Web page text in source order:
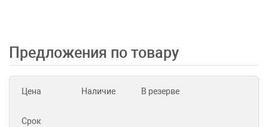
Предложения по товару
Цена Наличие В резерве
Срок